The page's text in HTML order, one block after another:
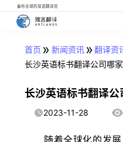
遍布全球的母语翻译官
首页 » 新闻资讯» 翻译资
长沙英语标书翻译公司哪家
长沙英语标书翻译公
2023-11-28
随着全球化的发展